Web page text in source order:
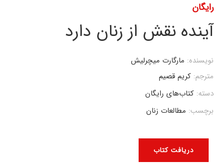
رایگان
آینده نقش از زنان دارد
دریافت کتاب
نویسنده: مارگارت میچرلیش
مترجم: کریم قصیم
دسته: کتاب‌های رایگان
برچسب: مطالعات زنان